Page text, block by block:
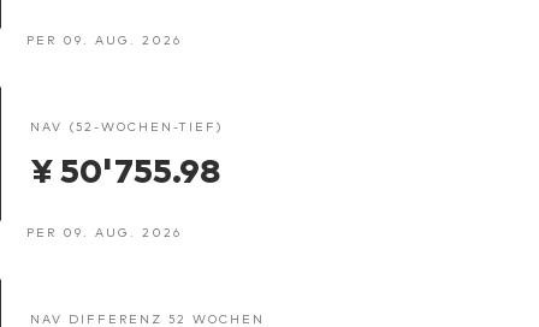
PER 09. AUG. 2026
NAV (52-WOCHEN-TIEF)
¥ 50'755.98
PER 09. AUG. 2026
NAV DIFFERENZ 52 WOCHEN